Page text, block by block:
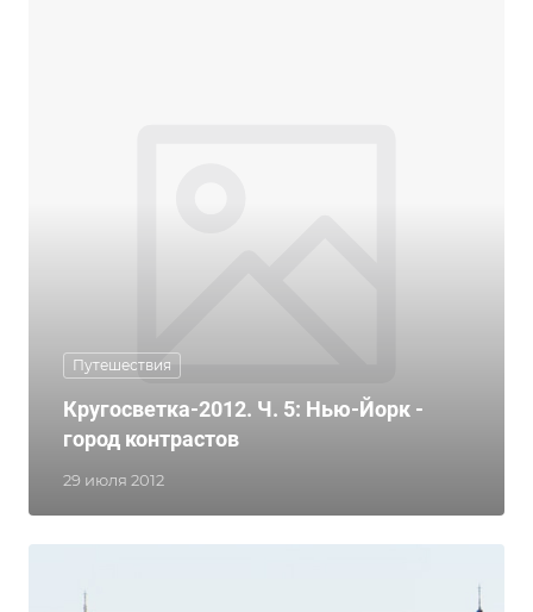
Путешествия
29 июля 2012
Кругосветка-2012. Ч. 5: Нью-Йорк -
город контрастов